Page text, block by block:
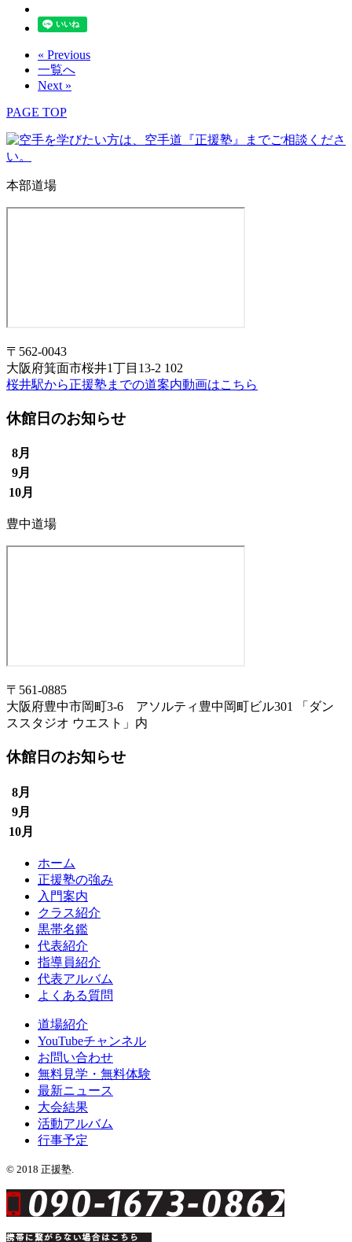
« Previous
一覧へ
Next »
PAGE TOP
本部道場
〒562-0043
大阪府箕面市桜井1丁目13-2 102
桜井駅から正援塾までの道案内動画はこちら
休館日のお知らせ
8月
9月
10月
豊中道場
〒561-0885
大阪府豊中市岡町3-6 アソルティ豊中岡町ビル301 「ダン
ススタジオ ウエスト」内
休館日のお知らせ
8月
9月
10月
ホーム
正援塾の強み
入門案内
クラス紹介
黒帯名鑑
代表紹介
指導員紹介
代表アルバム
よくある質問
道場紹介
YouTubeチャンネル
お問い合わせ
無料見学・無料体験
最新ニュース
大会結果
活動アルバム
行事予定
© 2018 正援塾.